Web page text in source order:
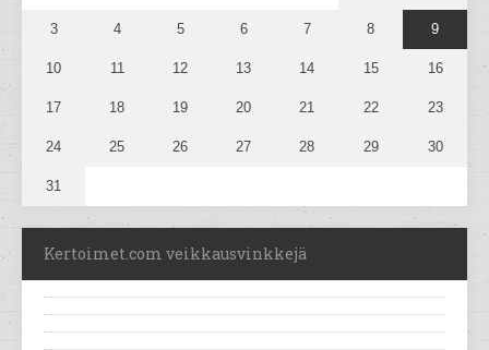
3 4 5 6 7 8 9
10 11 12 13 14 15 16
17 18 19 20 21 22 23
24 25 26 27 28 29 30
31
Kertoimet.com veikkausvinkkejä